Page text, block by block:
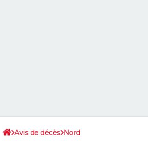
Avis de décès Nord